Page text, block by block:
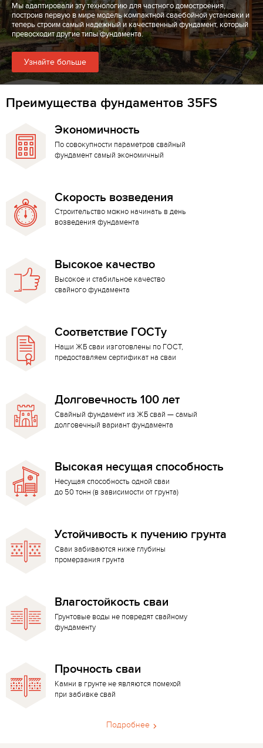
Мы адаптировали эту технологию для частного домостроения,
построив первую в мире модель компактной сваебойной установки и
теперь строим самый надежный и качественный фундамент, который
превосходит другие типы фундамента.
Узнайте больше
Преимущества фундаментов 35FS
Экономичность
По совокупности параметров свайный
фундамент самый экономичный
Скорость возведения
Строительство можно начинать в день
возведения фундамента
Высокое качество
Высокое и стабильное качество
свайного фундамента
Соответствие ГОСТу
Наши ЖБ сваи изготовлены по ГОСТ,
предоставляем сертификат на сваи
Долговечность 100 лет
Свайный фундамент из ЖБ свай — самый
долговечный вариант фундамента
Высокая несущая способность
Несущая способность одной сваи
до 50 тонн (в зависимости от грунта)
Устойчивость к пучению грунта
Сваи забиваются ниже глубины
промерзания грунта
Влагостойкость сваи
Грунтовые воды не повредят свайному
фундаменту
Прочность сваи
Камни в грунте не являются помехой
при забивке свай
Подробнее